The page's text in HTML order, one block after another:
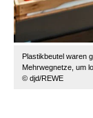
Plastikbeutel waren
Mehrwegnetze, um
© djd/REWE